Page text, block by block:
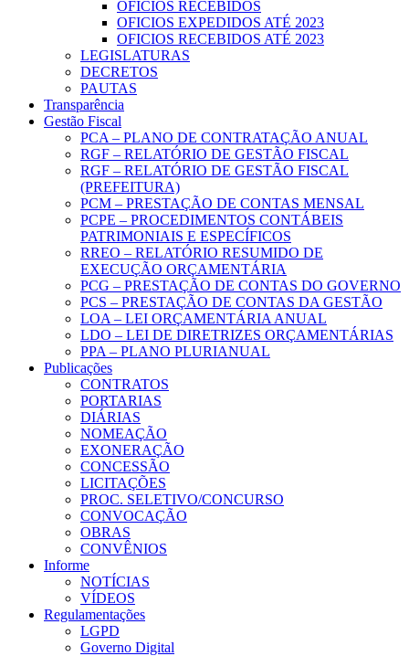
OFÍCIOS RECEBIDOS
OFICIOS EXPEDIDOS ATÉ 2023
OFICIOS RECEBIDOS ATÉ 2023
LEGISLATURAS
DECRETOS
PAUTAS
Transparência
Gestão Fiscal
PCA – PLANO DE CONTRATAÇÃO ANUAL
RGF – RELATÓRIO DE GESTÃO FISCAL
RGF – RELATÓRIO DE GESTÃO FISCAL
(PREFEITURA)
PCM – PRESTAÇÃO DE CONTAS MENSAL
PCPE – PROCEDIMENTOS CONTÁBEIS
PATRIMONIAIS E ESPECÍFICOS
RREO – RELATÓRIO RESUMIDO DE
EXECUÇÃO ORÇAMENTÁRIA
PCG – PRESTAÇÃO DE CONTAS DO GOVERNO
PCS – PRESTAÇÃO DE CONTAS DA GESTÃO
LOA – LEI ORÇAMENTÁRIA ANUAL
LDO – LEI DE DIRETRIZES ORÇAMENTÁRIAS
PPA – PLANO PLURIANUAL
Publicações
CONTRATOS
PORTARIAS
DIÁRIAS
NOMEAÇÃO
EXONERAÇÃO
CONCESSÃO
LICITAÇÕES
PROC. SELETIVO/CONCURSO
CONVOCAÇÃO
OBRAS
CONVÊNIOS
Informe
NOTÍCIAS
VÍDEOS
Regulamentações
LGPD
Governo Digital